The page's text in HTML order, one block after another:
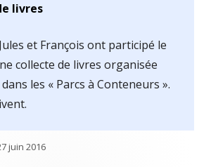
livres
et François ont participé le
collecte de livres organisée
les « Parcs à Conteneurs ».
juin 2016